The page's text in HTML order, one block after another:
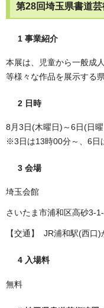
第28回埼玉県書道芸
1 事業紹介
本展は、児童から一般成
等様々な作品を展示する
2 日時
8月3日(木曜日)～6日(日
※3日は13時00分～、6日
3 会場
埼玉会館
さいたま市浦和区高砂3-
【交通】 JR浦和駅(西口
4 入場料
無料